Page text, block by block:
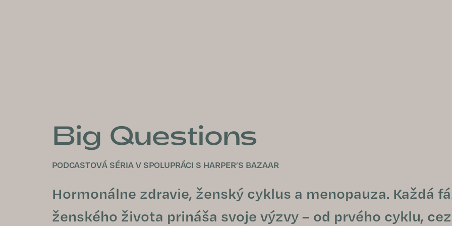
Big Questions
PODCASTOVÁ SÉRIA V SPOLUPRÁCI S HARPER’S BAZAAR
Hormonálne zdravie, ženský cyklus a menopauza. Každá
ženského života prináša svoje výzvy – od prvého cyklu, cez